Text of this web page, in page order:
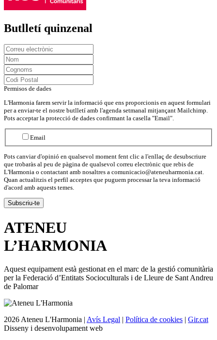
Butlletí quinzenal
Permisos de dades
L'Harmonia farem servir la informació que ens proporcionis en aquest formulari
per a enviar-te el nostre butlletí amb l'agenda setmanal mitjançant Mailchimp.
Pots acceptar la protecció de dades confirmant la casella "Email".
Email
Pots canviar d'opinió en qualsevol moment fent clic a l'enllaç de desubscriure
que trobaràs al peu de pàgina de qualsevol correu electrònic que rebis de
L'Harmonia o contactant amb nosaltres a comunicacio@ateneuharmonia.cat.
Quan actualitzis el perfil acceptes que puguem processar la teva informació
d'acord amb aquests temes.
ATENEU
L’HARMONIA
Aquest equipament està gestionat en el marc de la gestió comunitària
per la Federació d’Entitats Socioculturals i de Lleure de Sant Andreu
de Palomar
2026 Ateneu L'Harmonia | Avís Legal | Política de cookies | Gir.cat
Disseny i desenvolupament web